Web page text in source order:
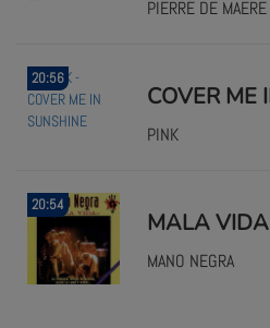
PIERRE DE MAERE
20:56
PINK
20:54
MALA VIDA
MANO NEGRA